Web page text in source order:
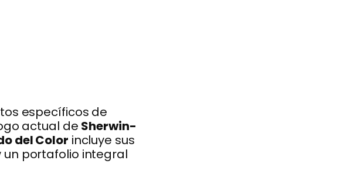
específicos de
actual de Sherwin-
del Color incluye sus
portafolio integral